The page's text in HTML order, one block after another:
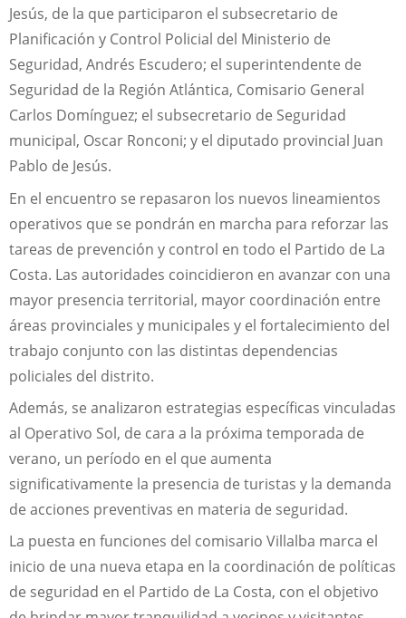
Jesús, de la que participaron el subsecretario de
Planificación y Control Policial del Ministerio de
Seguridad, Andrés Escudero; el superintendente de
Seguridad de la Región Atlántica, Comisario General
Carlos Domínguez; el subsecretario de Seguridad
municipal, Oscar Ronconi; y el diputado provincial Juan
Pablo de Jesús.
En el encuentro se repasaron los nuevos lineamientos
operativos que se pondrán en marcha para reforzar las
tareas de prevención y control en todo el Partido de La
Costa. Las autoridades coincidieron en avanzar con una
mayor presencia territorial, mayor coordinación entre
áreas provinciales y municipales y el fortalecimiento del
trabajo conjunto con las distintas dependencias
policiales del distrito.
Además, se analizaron estrategias específicas vinculadas
al Operativo Sol, de cara a la próxima temporada de
verano, un período en el que aumenta
significativamente la presencia de turistas y la demanda
de acciones preventivas en materia de seguridad.
La puesta en funciones del comisario Villalba marca el
inicio de una nueva etapa en la coordinación de políticas
de seguridad en el Partido de La Costa, con el objetivo